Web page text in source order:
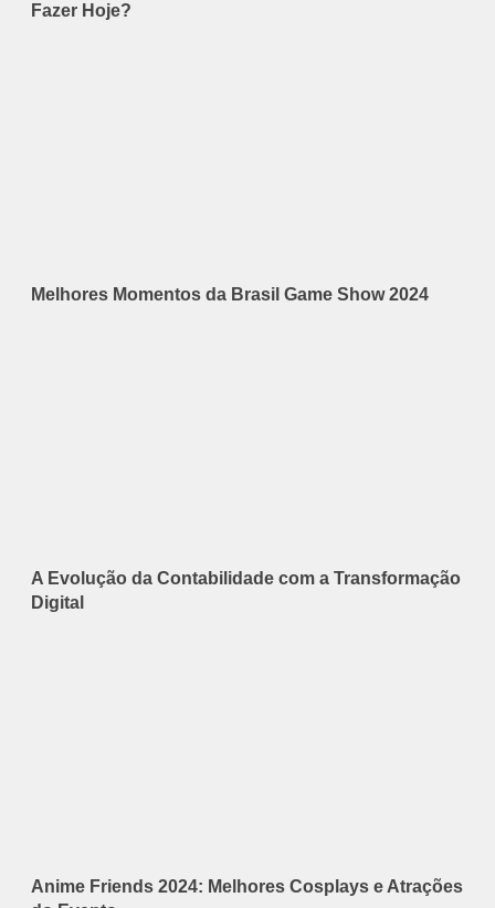
Fazer Hoje?
Melhores Momentos da Brasil Game Show 2024
A Evolução da Contabilidade com a Transformação
Digital
Anime Friends 2024: Melhores Cosplays e Atrações